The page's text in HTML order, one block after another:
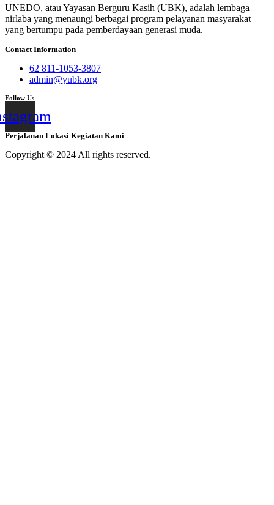
UNEDO, atau Yayasan Berguru Kasih (UBK), adalah lembaga
nirlaba yang menaungi berbagai program pelayanan masyarakat
yang bertumpu pada pemberdayaan generasi muda.
Contact Information
62 811-1053-3807
admin@yubk.org
Follow Us
Perjalanan Lokasi Kegiatan Kami
Copyright © 2024 All rights reserved.